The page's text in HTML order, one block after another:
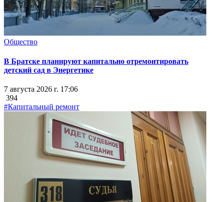
Общество
В Братске планируют капитально отремонтировать
детский сад в Энергетике
7 августа 2026 г. 17:06
394
#Капитальный ремонт